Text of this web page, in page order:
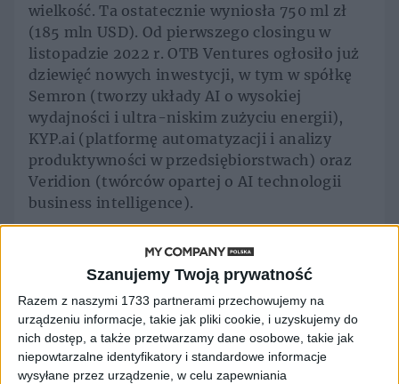
Szanujemy Twoją prywatność
Razem z naszymi 1733 partnerami przechowujemy na
urządzeniu informacje, takie jak pliki cookie, i uzyskujemy do
nich dostęp, a także przetwarzamy dane osobowe, takie jak
niepowtarzalne identyfikatory i standardowe informacje
wysyłane przez urządzenie, w celu zapewniania
wielkość. Ta ostatecznie wyniosła 750 ml zł
(185 mln USD). Od pierwszego closingu w
listopadzie 2022 r. OTB Ventures ogłosiło już
dziewięć nowych inwestycji, w tym w spółkę
Semron (tworzy układy AI o wysokiej
wydajności i ultra-niskim zużyciu energii),
KYP.ai (platformę automatyzacji i analizy
produktywności w przedsiębiorstwach) oraz
Veridion (twórców opartej o AI technologii
business intelligence).
Wśród inwestorów
funduszu znalazło się
NATO
Wśród inwestorów instytucjonalnych OTB